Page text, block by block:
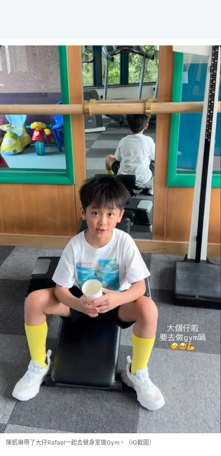
陳凱琳帶了大仔Rafael一起去健身室做Gym。（IG截圖）